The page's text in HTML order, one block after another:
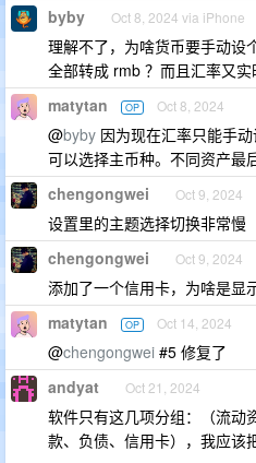
byby Oct 8, 2024 via iPhone
理解不了，为啥货币要手动设
全部转成 rmb ？而且汇率又实
matytan OP Oct 8, 2024
@byby 因为现在汇率只能手
可以选择主币种。不同资产最
chengongwei Oct 9, 2024
设置里的主题选择切换非常慢
chengongwei Oct 9, 2024
添加了一个信用卡，为啥是显
matytan OP Oct 14, 2024
@chengongwei #5 修复了
andyat Oct 21, 2024
软件只有这几项分组：（流动
款、负债、信用卡），我应该